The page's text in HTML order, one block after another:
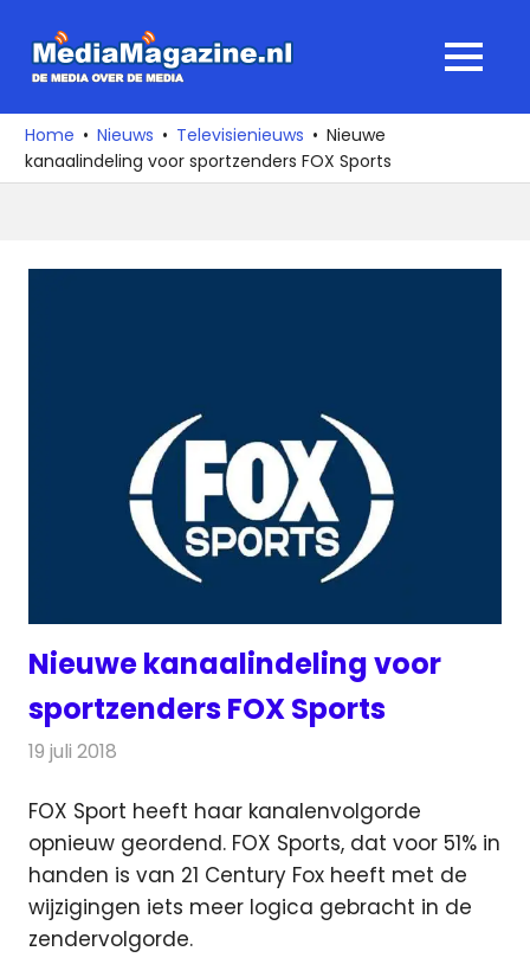
naar
media
over
de
MENU
Home Nieuws Televisienieuws
Nieuwe
kanaalindeling voor sportzenders FOX Sports
Nieuwe kanaalindeling voor
sportzenders FOX Sports
19 juli 2018
FOX Sport heeft haar kanalenvolgorde
opnieuw geordend. FOX Sports, dat voor 51% in
handen is van 21 Century Fox heeft met de
wijzigingen iets meer logica gebracht in de
zendervolgorde.